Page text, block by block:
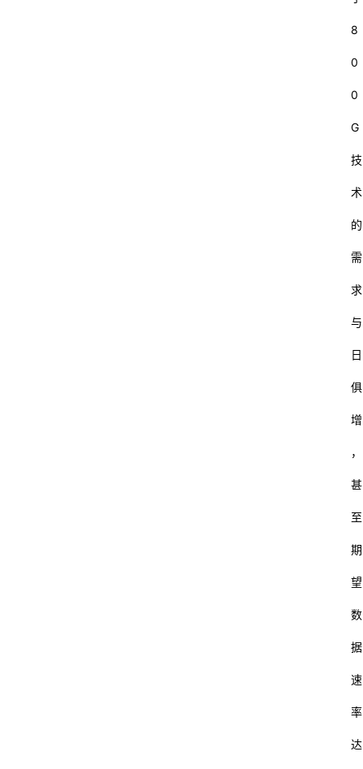
8
0
0
G
技
术
的
需
求
与
日
俱
增
，
甚
至
期
望
数
据
速
率
达